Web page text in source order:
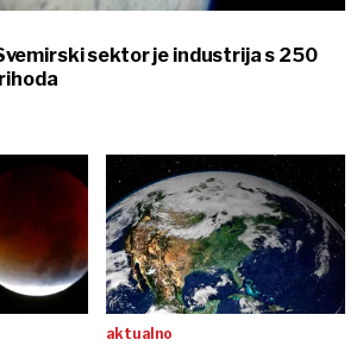
sektor je industrija s 250
aktualno